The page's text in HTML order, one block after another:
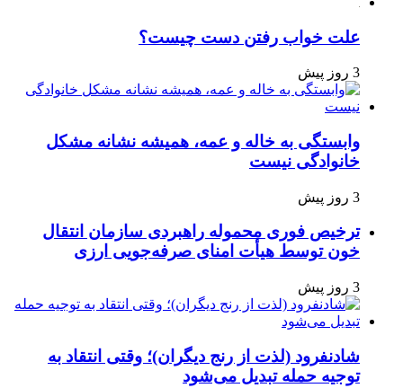
علت خواب رفتن دست چیست؟
3 روز پیش
وابستگی به خاله و عمه، همیشه نشانه مشکل
خانوادگی نیست
3 روز پیش
ترخیص فوری محموله راهبردی سازمان انتقال
خون توسط هیأت امنای صرفه‌جویی ارزی
3 روز پیش
شادنفرود (لذت از رنج دیگران)؛ وقتی انتقاد به
توجیه حمله تبدیل می‌شود